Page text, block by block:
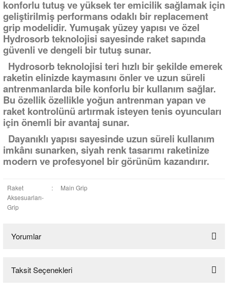
konforlu tutuş ve yüksek ter emicilik sağlamak için
geliştirilmiş performans odaklı bir replacement
grip modelidir. Yumuşak yüzey yapısı ve özel
Hydrosorb teknolojisi sayesinde raket sapında
güvenli ve dengeli bir tutuş sunar.
Hydrosorb teknolojisi teri hızlı bir şekilde emerek
raketin elinizde kaymasını önler ve uzun süreli
antrenmanlarda bile konforlu bir kullanım sağlar.
Bu özellik özellikle yoğun antrenman yapan ve
raket kontrolünü artırmak isteyen tenis oyuncuları
için önemli bir avantaj sunar.
Dayanıklı yapısı sayesinde uzun süreli kullanım
imkânı sunarken, siyah renk tasarımı raketinize
modern ve profesyonel bir görünüm kazandırır.
Raket
Aksesuarları-
Grip
: Main Grip
Yorumlar
Bu ürüne ilk yorumu siz yapın!
Taksit Seçenekleri